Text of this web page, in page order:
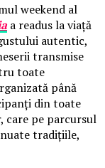
weekend al
a readus la viață
autentic,
transmise
toate
până
din toate
care pe parcursul
tradițiile,